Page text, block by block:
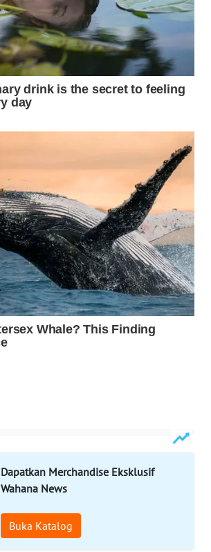
Dapatkan Merchandise Eksklusif
Wahana News
Buka Katalog